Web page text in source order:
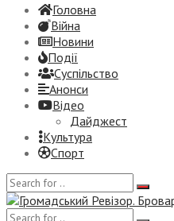
Головна
Війна
Новини
Події
Суспiльство
Анонси
Відео
Дайджест
Культура
Спорт